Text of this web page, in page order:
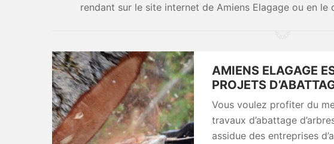
rendant sur le site internet de Amiens Elagage ou en
AMIENS ELAGAGE
PROJETS
Vous voulez profiter du
travaux d’abattage
assidue des entreprises